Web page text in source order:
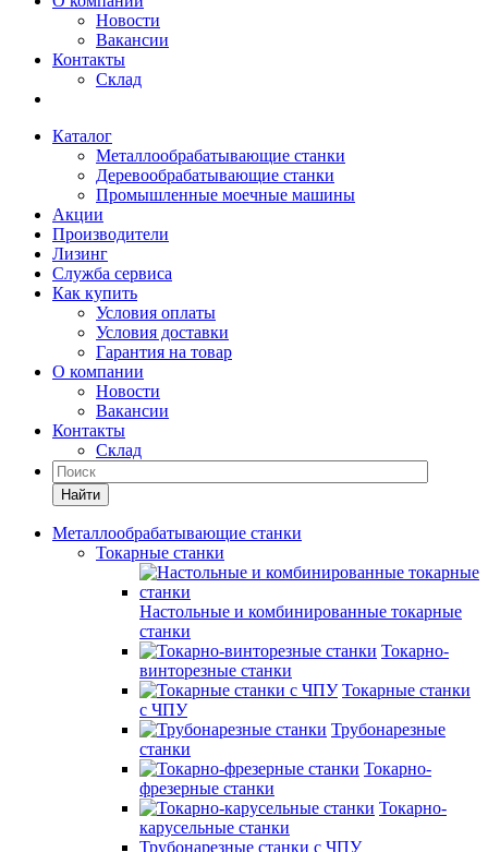
Новости
Вакансии
Контакты
Склад
Каталог
Металлообрабатывающие станки
Деревообрабатывающие станки
Промышленные моечные машины
Акции
Производители
Лизинг
Служба сервиса
Как купить
Условия оплаты
Условия доставки
Гарантия на товар
О компании
Новости
Вакансии
Контакты
Склад
Найти
Металлообрабатывающие станки
Токарные станки
Настольные и комбинированные токарные
станки
Токарно-
винторезные станки
Токарные станки
с ЧПУ
Трубонарезные
станки
Токарно-
фрезерные станки
Токарно-
карусельные станки
Трубонарезные станки с ЧПУ